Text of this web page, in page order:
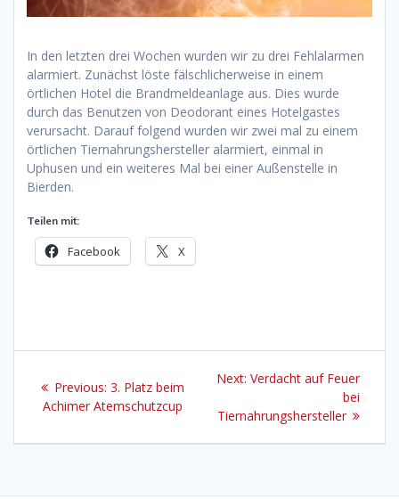
In den letzten drei Wochen wurden wir zu drei Fehlalarmen
alarmiert. Zunächst löste fälschlicherweise in einem
örtlichen Hotel die Brandmeldeanlage aus. Dies wurde
durch das Benutzen von Deodorant eines Hotelgastes
verursacht. Darauf folgend wurden wir zwei mal zu einem
örtlichen Tiernahrungshersteller alarmiert, einmal in
Uphusen und ein weiteres Mal bei einer Außenstelle in
Bierden.
Teilen mit:
Facebook X
Beitragsnavigation
Previous: Previous
post:
3. Platz beim
Achimer Atemschutzcup
Next: Next
Verdacht auf Feuer
bei
Tiernahrungshersteller